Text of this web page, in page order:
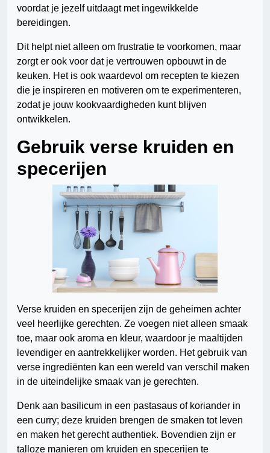
voordat je jezelf uitdaagt met ingewikkelde
bereidingen.
Dit helpt niet alleen om frustratie te voorkomen, maar
zorgt er ook voor dat je vertrouwen opbouwt in de
keuken. Het is ook waardevol om recepten te kiezen
die je inspireren en motiveren om te experimenteren,
zodat je jouw kookvaardigheden kunt blijven
ontwikkelen.
Gebruik verse kruiden en
specerijen
Verse kruiden en specerijen zijn de geheimen achter
veel heerlijke gerechten. Ze voegen niet alleen smaak
toe, maar ook aroma en kleur, waardoor je maaltijden
levendiger en aantrekkelijker worden. Het gebruik van
verse ingrediënten kan een wereld van verschil maken
in de uiteindelijke smaak van je gerechten.
Denk aan basilicum in een pastasaus of koriander in
een curry; deze kruiden brengen de smaken tot leven
en maken het gerecht authentiek. Bovendien zijn er
talloze manieren om kruiden en specerijen te